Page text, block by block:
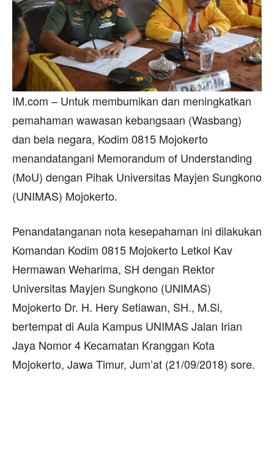
IM.com – Untuk membumikan dan meningkatkan
pemahaman wawasan kebangsaan (Wasbang)
dan bela negara, Kodim 0815 Mojokerto
menandatangani Memorandum of Understanding
(MoU) dengan Pihak Universitas Mayjen Sungkono
(UNIMAS) Mojokerto.
Penandatanganan nota kesepahaman ini dilakukan
Komandan Kodim 0815 Mojokerto Letkol Kav
Hermawan Weharima, SH dengan Rektor
Universitas Mayjen Sungkono (UNIMAS)
Mojokerto Dr. H. Hery Setiawan, SH., M.Si,
bertempat di Aula Kampus UNIMAS Jalan Irian
Jaya Nomor 4 Kecamatan Kranggan Kota
Mojokerto, Jawa Timur, Jum’at (21/09/2018) sore.